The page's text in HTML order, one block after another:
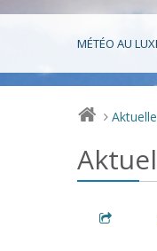
MÉTÉO AU
>